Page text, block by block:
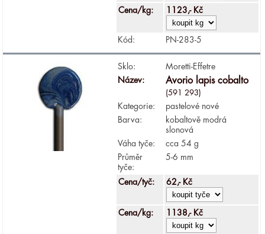
Cena/kg: 1123,- Kč
Kód: PN-283-5
Sklo:
Moretti-Effetre
Název:
Avorio lapis cobalto
(591 293)
Kategorie:
pastelové nové
Barva:
kobaltově modrá
slonová
Váha tyče:
cca 54 g
Průměr
tyče:
5-6 mm
Cena/tyč: 62,- Kč
Cena/kg: 1138,- Kč